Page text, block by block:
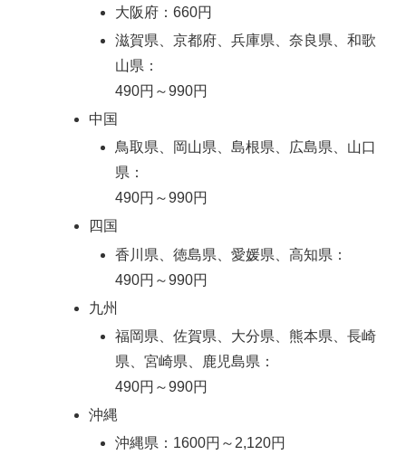
大阪府：660円
滋賀県、京都府、兵庫県、奈良県、和歌
山県：
490円～990円
中国
鳥取県、岡山県、島根県、広島県、山口
県：
490円～990円
四国
香川県、徳島県、愛媛県、高知県：
490円～990円
九州
福岡県、佐賀県、大分県、熊本県、長崎
県、宮崎県、鹿児島県：
490円～990円
沖縄
沖縄県：1600円～2,120円